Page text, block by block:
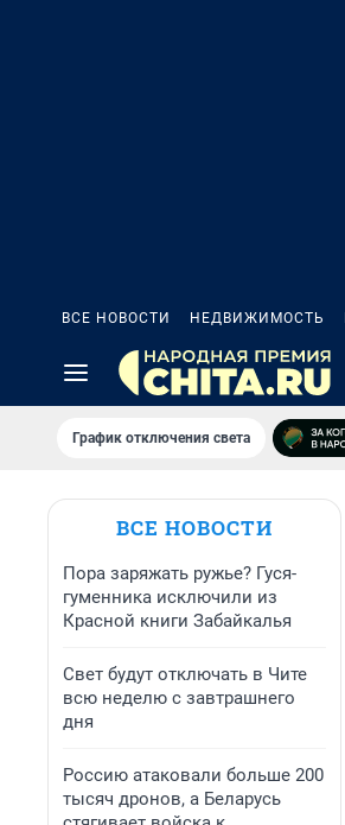
ВСЕ НОВОСТИ НЕДВИЖИМОСТЬ
График отключения света
ВСЕ НОВОСТИ
Пора заряжать ружье? Гуся-
гуменника исключили из
Красной книги Забайкалья
Свет будут отключать в Чите
всю неделю с завтрашнего
дня
Россию атаковали больше 200
тысяч дронов, а Беларусь